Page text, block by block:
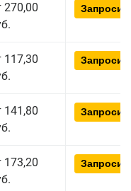
270,00
117,30
141,80
173,20